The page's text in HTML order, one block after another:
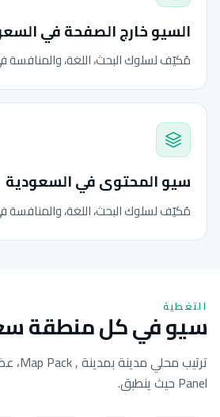
السيو خارج الصفحة في
مُكيّف لسلوك البحث، اللغة،
سيو المحتوى في السعودية
مُكيّف لسلوك البحث، اللغة،
التغطية
سيو في كل منطقة
Panel حيث ينطبق.